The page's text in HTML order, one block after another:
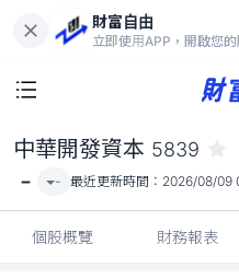
財富自由
立即使用APP，開啟您的-
中華開發資本 5839
- - 最近更新時間： 2026/08/09
個股概覽 財務報表